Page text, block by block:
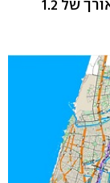
גבירול, נת"צ ימני בשני הכיוונים ובאורך של 1.2